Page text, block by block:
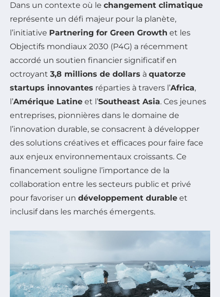
Dans un contexte où le changement climatique
représente un défi majeur pour la planète,
l’initiative Partnering for Green Growth et les
Objectifs mondiaux 2030 (P4G) a récemment
accordé un soutien financier significatif en
octroyant 3,8 millions de dollars à quatorze
startups innovantes réparties à travers l’Africa,
l’Amérique Latine et l’Southeast Asia. Ces jeunes
entreprises, pionnières dans le domaine de
l’innovation durable, se consacrent à développer
des solutions créatives et efficaces pour faire face
aux enjeux environnementaux croissants. Ce
financement souligne l’importance de la
collaboration entre les secteurs public et privé
pour favoriser un développement durable et
inclusif dans les marchés émergents.